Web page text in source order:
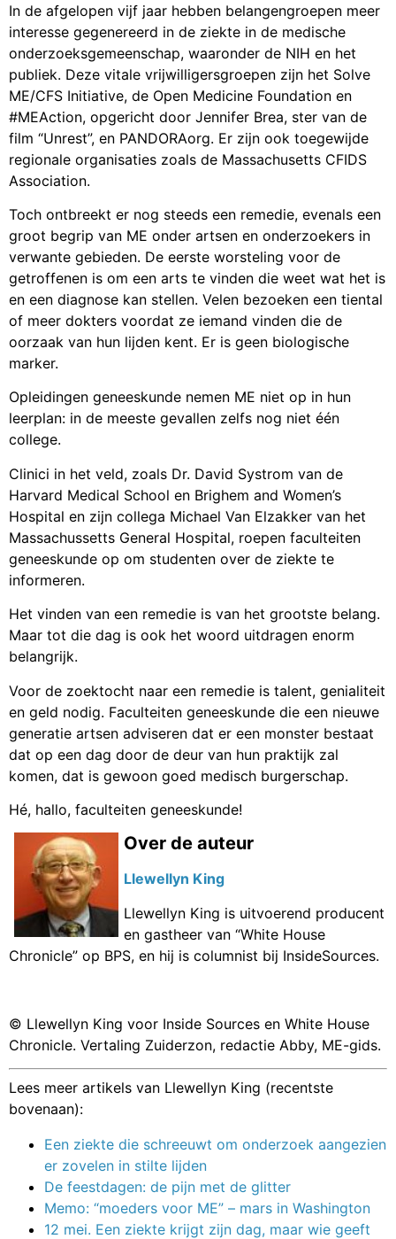
In de afgelopen vijf jaar hebben belangengroepen meer
interesse gegenereerd in de ziekte in de medische
onderzoeksgemeenschap, waaronder de NIH en het
publiek. Deze vitale vrijwilligersgroepen zijn het Solve
ME/CFS Initiative, de Open Medicine Foundation en
#MEAction, opgericht door Jennifer Brea, ster van de
film “Unrest”, en PANDORAorg. Er zijn ook toegewijde
regionale organisaties zoals de Massachusetts CFIDS
Association.
Toch ontbreekt er nog steeds een remedie, evenals een
groot begrip van ME onder artsen en onderzoekers in
verwante gebieden. De eerste worsteling voor de
getroffenen is om een arts te vinden die weet wat het is
en een diagnose kan stellen. Velen bezoeken een tiental
of meer dokters voordat ze iemand vinden die de
oorzaak van hun lijden kent. Er is geen biologische
marker.
Opleidingen geneeskunde nemen ME niet op in hun
leerplan: in de meeste gevallen zelfs nog niet één
college.
Clinici in het veld, zoals Dr. David Systrom van de
Harvard Medical School en Brighem and Women’s
Hospital en zijn collega Michael Van Elzakker van het
Massachussetts General Hospital, roepen faculteiten
geneeskunde op om studenten over de ziekte te
informeren.
Het vinden van een remedie is van het grootste belang.
Maar tot die dag is ook het woord uitdragen enorm
belangrijk.
Voor de zoektocht naar een remedie is talent, genialiteit
en geld nodig. Faculteiten geneeskunde die een nieuwe
generatie artsen adviseren dat er een monster bestaat
dat op een dag door de deur van hun praktijk zal
komen, dat is gewoon goed medisch burgerschap.
Hé, hallo, faculteiten geneeskunde!
Over de auteur
Llewellyn King
Llewellyn King is uitvoerend producent
en gastheer van “White House
Chronicle” op BPS, en hij is columnist bij InsideSources.
© Llewellyn King voor Inside Sources en White House
Chronicle. Vertaling Zuiderzon, redactie Abby, ME-gids.
Lees meer artikels van Llewellyn King (recentste
bovenaan):
Een ziekte die schreeuwt om onderzoek aangezien
er zovelen in stilte lijden
De feestdagen: de pijn met de glitter
Memo: “moeders voor ME” – mars in Washington
12 mei. Een ziekte krijgt zijn dag, maar wie geeft